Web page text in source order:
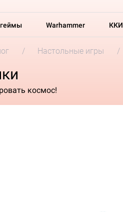
Warhammer ККИ
Настольные игры
космос!